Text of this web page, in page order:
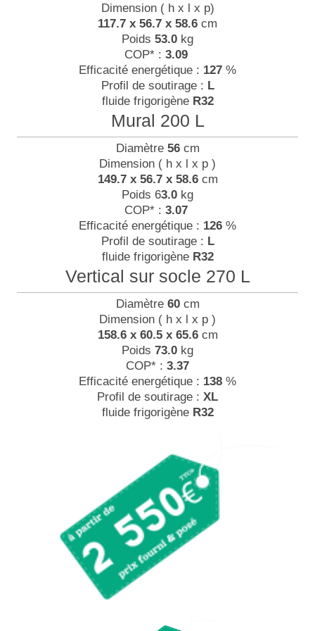
Dimension ( h x l x p)
117.7 x 56.7 x 58.6 cm
Poids 53.0 kg
COP* : 3.09
Efficacité energétique : 127 %
Profil de soutirage : L
fluide frigorigène R32
Mural 200 L
Diamètre 56cm
Dimension ( h x l x p )
149.7 x 56.7 x 58.6 cm
Poids 63.0 kg
COP* : 3.07
Efficacité energétique : 126 %
Profil de soutirage : L
fluide frigorigèneR32
Vertical sur socle 270 L
Diamètre 60cm
Dimension ( h x l x p )
158.6 x 60.5 x 65.6cm
Poids 73.0 kg
COP* : 3.37
Efficacité energétique : 138 %
Profil de soutirage : XL
fluide frigorigèneR32